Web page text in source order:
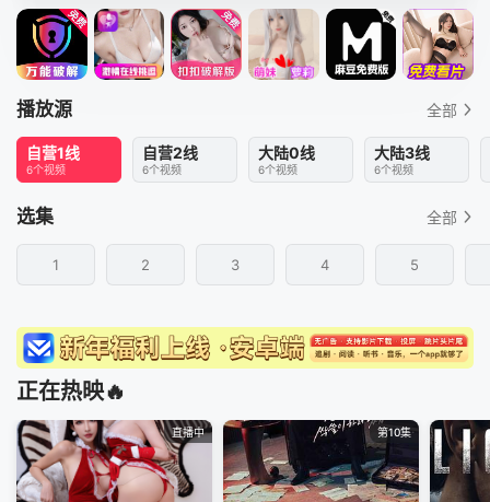
播放源 全部
自营1线
6个视频
自营2线
6个视频
大陆0线
6个视频
大陆3线
6个视频
选集 全部
1 2 3 4 5
正在热映🔥
直播中 第10集